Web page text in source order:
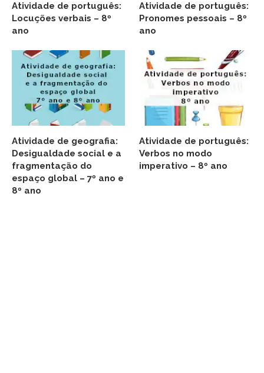
Atividade de português:
Locuções verbais – 8º
ano
Atividade de português:
Pronomes pessoais – 8º
ano
Atividade de geografia:
Desigualdade social e a
fragmentação do
espaço global – 7º ano e
8º ano
Atividade de português:
Verbos no modo
imperativo – 8º ano